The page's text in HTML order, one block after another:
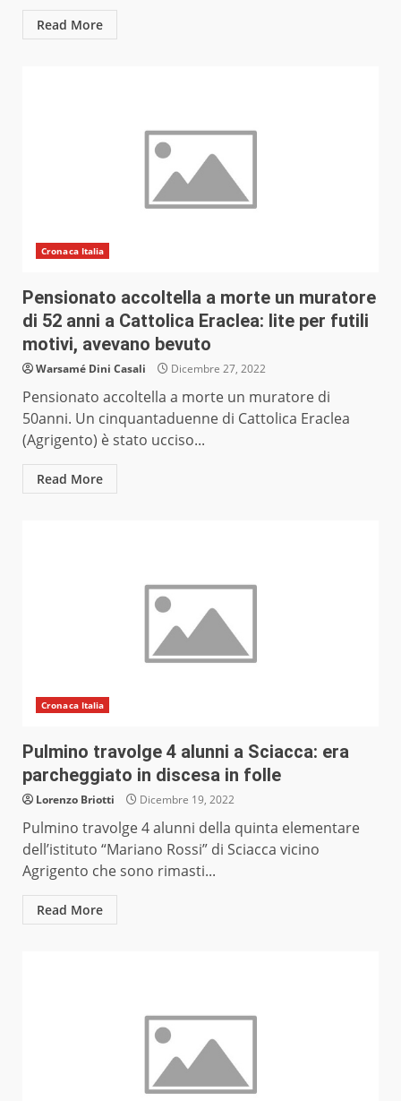
Read More
Cronaca Italia
Pensionato accoltella a morte un muratore
di 52 anni a Cattolica Eraclea: lite per futili
motivi, avevano bevuto
Warsamé Dini Casali Dicembre 27, 2022
Pensionato accoltella a morte un muratore di
50anni. Un cinquantaduenne di Cattolica Eraclea
(Agrigento) è stato ucciso...
Read More
Cronaca Italia
Pulmino travolge 4 alunni a Sciacca: era
parcheggiato in discesa in folle
Lorenzo Briotti Dicembre 19, 2022
Pulmino travolge 4 alunni della quinta elementare
dell’istituto “Mariano Rossi” di Sciacca vicino
Agrigento che sono rimasti...
Read More